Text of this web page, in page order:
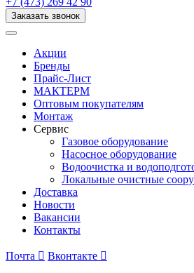
Заказать звонок
Акции
Бренды
Прайс-Лист
МАКТЕРМ
Оптовым покупателям
Монтаж
Сервис
Газовое оборудование
Насосное оборудование
Водоочистка и
Локальные очистные
Доставка
Новости
Вакансии
Контакты
Почта  Вконтакте 